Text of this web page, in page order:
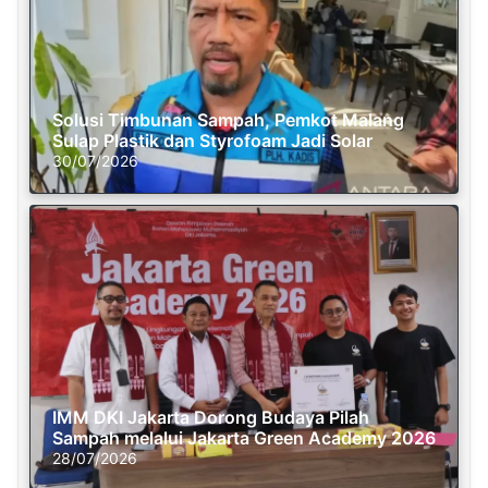
Solusi Timbunan Sampah, Pemkot Malang
Sulap Plastik dan Styrofoam Jadi Solar
30/07/2026
IMM DKI Jakarta Dorong Budaya Pilah
Sampah melalui Jakarta Green Academy 2026
28/07/2026